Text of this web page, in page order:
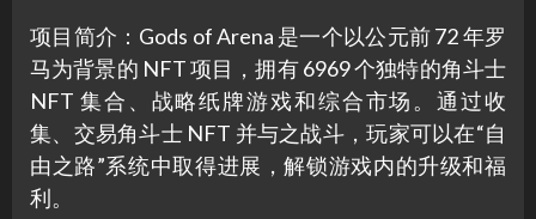
项目简介：Gods of Arena 是一个以公元前 72 年罗
马为背景的 NFT 项目，拥有 6969 个独特的角斗士
NFT 集合、战略纸牌游戏和综合市场。通过收
集、交易角斗士 NFT 并与之战斗，玩家可以在“自
由之路”系统中取得进展，解锁游戏内的升级和福
利。